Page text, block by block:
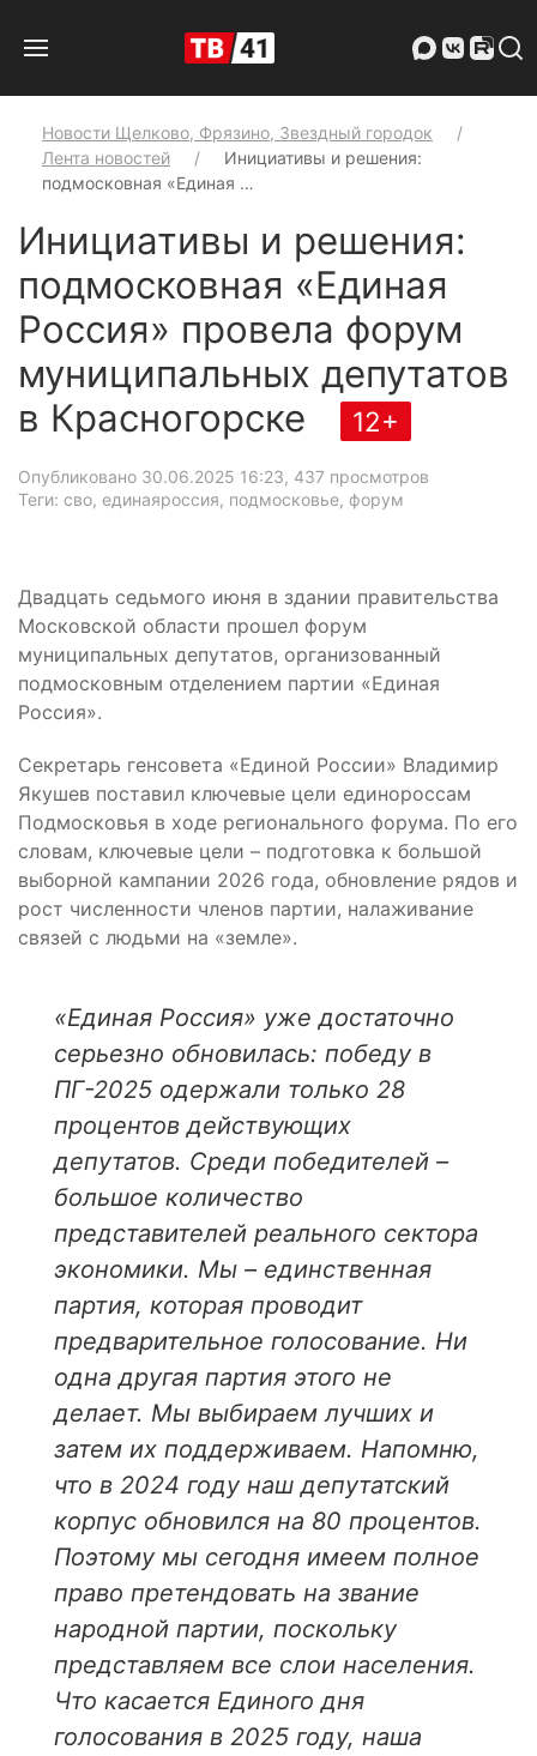
Новости Щелково, Фрязино, Звездный городок
Лента новостей
Инициативы и решения:
подмосковная «Единая …
Инициативы и решения:
подмосковная «Единая
Россия» провела форум
муниципальных депутатов
в Красногорске
12+
Опубликовано 30.06.2025 16:23, 437 просмотров
Теги: сво, единаяроссия, подмосковье, форум
Двадцать седьмого июня в здании правительства
Московской области прошел форум
муниципальных депутатов, организованный
подмосковным отделением партии «Единая
Россия».
Секретарь генсовета «Единой России» Владимир
Якушев поставил ключевые цели единороссам
Подмосковья в ходе регионального форума. По его
словам, ключевые цели – подготовка к большой
выборной кампании 2026 года, обновление рядов и
рост численности членов партии, налаживание
связей с людьми на «земле».
«Единая Россия» уже достаточно
серьезно обновилась: победу в
ПГ-2025 одержали только 28
процентов действующих
депутатов. Среди победителей –
большое количество
представителей реального сектора
экономики. Мы – единственная
партия, которая проводит
предварительное голосование. Ни
одна другая партия этого не
делает. Мы выбираем лучших и
затем их поддерживаем. Напомню,
что в 2024 году наш депутатский
корпус обновился на 80 процентов.
Поэтому мы сегодня имеем полное
право претендовать на звание
народной партии, поскольку
представляем все слои населения.
Что касается Единого дня
голосования в 2025 году, наша